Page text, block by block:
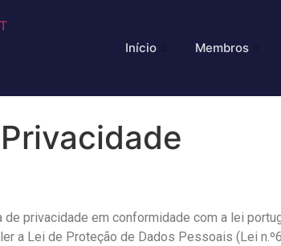
Início Membros
de privacidade em conformidade com a lei
a Lei de Proteção de Dados Pessoais (Lei